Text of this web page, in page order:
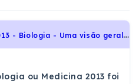
U
NCISAL 2013 - Biologia - Uma visão geral da célula, Moléculas, células e tecidos
ou Medicina 2013 foi